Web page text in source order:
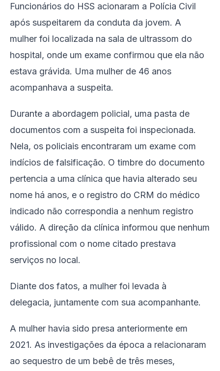
Funcionários do HSS acionaram a Polícia Civil
após suspeitarem da conduta da jovem. A
mulher foi localizada na sala de ultrassom do
hospital, onde um exame confirmou que ela não
estava grávida. Uma mulher de 46 anos
acompanhava a suspeita.
Durante a abordagem policial, uma pasta de
documentos com a suspeita foi inspecionada.
Nela, os policiais encontraram um exame com
indícios de falsificação. O timbre do documento
pertencia a uma clínica que havia alterado seu
nome há anos, e o registro do CRM do médico
indicado não correspondia a nenhum registro
válido. A direção da clínica informou que nenhum
profissional com o nome citado prestava
serviços no local.
Diante dos fatos, a mulher foi levada à
delegacia, juntamente com sua acompanhante.
A mulher havia sido presa anteriormente em
2021. As investigações da época a relacionaram
ao sequestro de um bebê de três meses,